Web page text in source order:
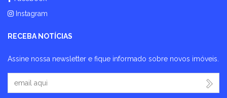
Instagram
RECEBA NOTÍCIAS
Assine nossa newsletter e fique informado sobre novos imóveis.
Seu Email